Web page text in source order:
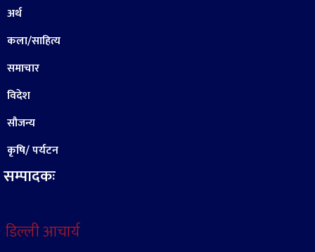
अर्थ
कला/साहित्य
समाचार
विदेश
सौजन्य
कृषि/ पर्यटन
सम्पादकः
डिल्ली आचार्य